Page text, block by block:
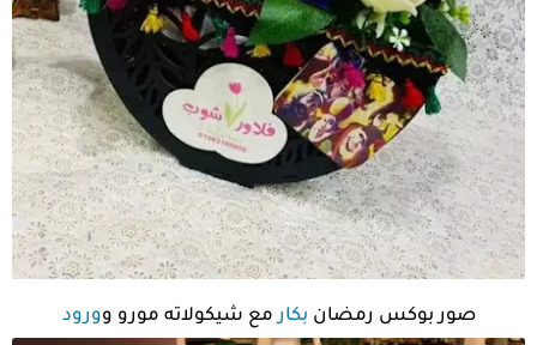
صور بوكس رمضان بكارمع شيكولاته مورو وورود